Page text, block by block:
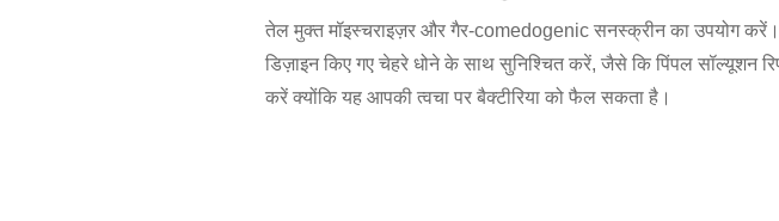
तेल मुक्त मॉइस्चराइज़र और गैर-comedogenic सनस्क्रीन का उपयोग
डिज़ाइन किए गए चेहरे धोने के साथ सुनिश्चित करें, जैसे कि पिंपल सॉल्यूशन
करें क्योंकि यह आपकी त्वचा पर बैक्टीरिया को फैल सकता है।